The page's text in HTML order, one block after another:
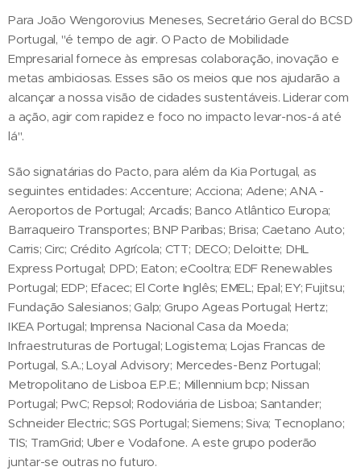
Para João Wengorovius Meneses, Secretário Geral do BCSD
Portugal, "é tempo de agir. O Pacto de Mobilidade
Empresarial fornece às empresas colaboração, inovação e
metas ambiciosas. Esses são os meios que nos ajudarão a
alcançar a nossa visão de cidades sustentáveis. Liderar com
a ação, agir com rapidez e foco no impacto levar-nos-á até
lá".
São signatárias do Pacto, para além da Kia Portugal, as
seguintes entidades: Accenture; Acciona; Adene; ANA -
Aeroportos de Portugal; Arcadis; Banco Atlântico Europa;
Barraqueiro Transportes; BNP Paribas; Brisa; Caetano Auto;
Carris; Circ; Crédito Agrícola; CTT; DECO; Deloitte; DHL
Express Portugal; DPD; Eaton; eCooltra; EDF Renewables
Portugal; EDP; Efacec; El Corte Inglês; EMEL; Epal; EY; Fujitsu;
Fundação Salesianos; Galp; Grupo Ageas Portugal; Hertz;
IKEA Portugal; Imprensa Nacional Casa da Moeda;
Infraestruturas de Portugal; Logistema; Lojas Francas de
Portugal, S.A.; Loyal Advisory; Mercedes-Benz Portugal;
Metropolitano de Lisboa E.P.E.; Millennium bcp; Nissan
Portugal; PwC; Repsol; Rodoviária de Lisboa; Santander;
Schneider Electric; SGS Portugal; Siemens; Siva; Tecnoplano;
TIS; TramGrid; Uber e Vodafone. A este grupo poderão
juntar-se outras no futuro.